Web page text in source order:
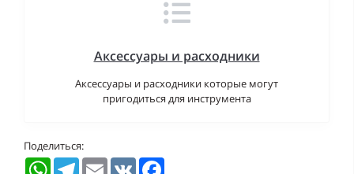
Аксессуары и расходники
Аксессуары и расходники которые могут
пригодиться для инструмента
Поделиться:
WhatsAppTelegramEmail VK